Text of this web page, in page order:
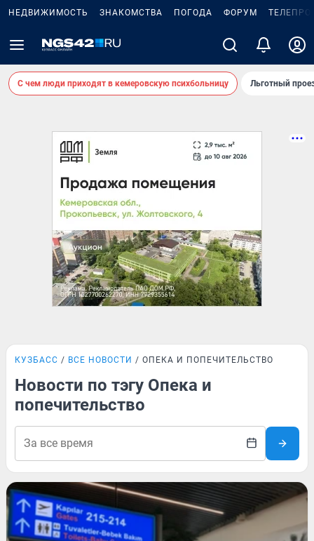
НЕДВИЖИМОСТЬ ЗНАКОМСТВА ПОГОДА ФОРУМ
С чем люди приходят в кемеровскую психбольницу Льготный
КУЗБАСС ВСЕ НОВОСТИ ОПЕКА И ПОПЕЧИТЕЛЬСТВО
Новости по тэгу Опека и
попечительство